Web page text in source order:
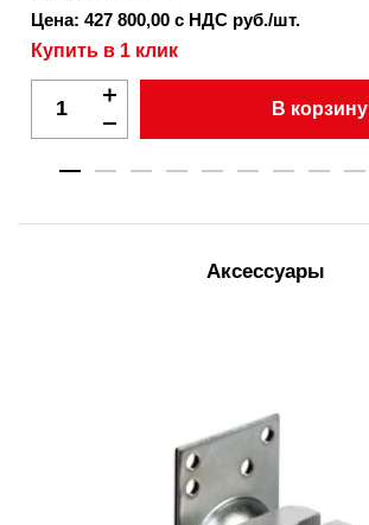
Цена: 427 800,00 с НДС руб./шт.
Купить в 1 клик
В корзину
Аксессуары